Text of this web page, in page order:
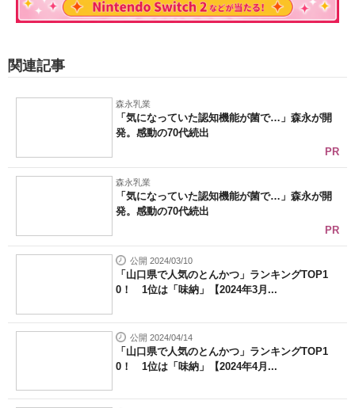
関連記事
森永乳業
「気になっていた認知機能が菌で…」森永が開
発。感動の70代続出
PR
森永乳業
「気になっていた認知機能が菌で…」森永が開
発。感動の70代続出
PR
公開 2024/03/10
「山口県で人気のとんかつ」ランキングTOP1
0！ 1位は「味納」【2024年3月...
公開 2024/04/14
「山口県で人気のとんかつ」ランキングTOP1
0！ 1位は「味納」【2024年4月...